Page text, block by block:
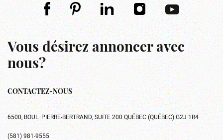
Vous désirez annoncer avec
nous?
CONTACTEZ-NOUS
6500, BOUL. PIERRE-BERTRAND, SUITE 200 QUÉBEC (QUÉBEC) G2J 1R4
(581) 981-9555